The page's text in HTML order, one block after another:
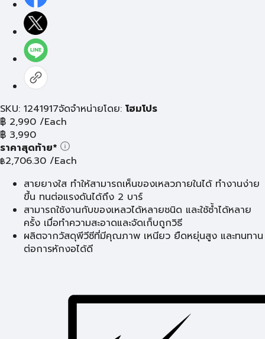
SKU: 1241917จัดจำหน่ายโดย: โฮมโปร
฿ 2,990 /Each
฿ 3,990
ราคาสุดท้าย*
฿2,706.30 /Each
สายยางใส ทำให้สามารถเห็นของเหลวภายในได้ ทำงานง่าย
ขึ้น ทนต่อแรงดันได้ถึง 2 บาร์
สามารถใช้งานกับของเหลวได้หลายชนิด และใช้ซ้ำได้หลาย
ครั้ง เมื่อทำความสะอาดและจัดเก็บถูกวิธี
ผลิตจากวัสดุพีวีซีที่มีคุณภาพ เหนียว ยืดหยุ่นสูง และทนทาน
ต่อการหักงอได้ดี